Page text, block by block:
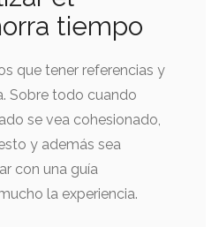
tiempo
que tener referencias y
Sobre todo cuando
se vea cohesionado,
y además sea
con una guía
la experiencia.